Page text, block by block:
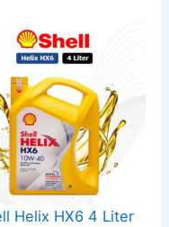
Helix HX6 4 Liter